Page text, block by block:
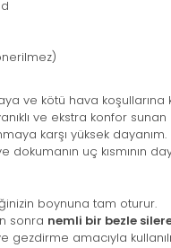
ve kötü hava koşullarına
ve ekstra konfor
karşı yüksek dayanım.
uç kısmının
boynuna tam oturur.
sonra nemli bir bezle
gezdirme amacıyla